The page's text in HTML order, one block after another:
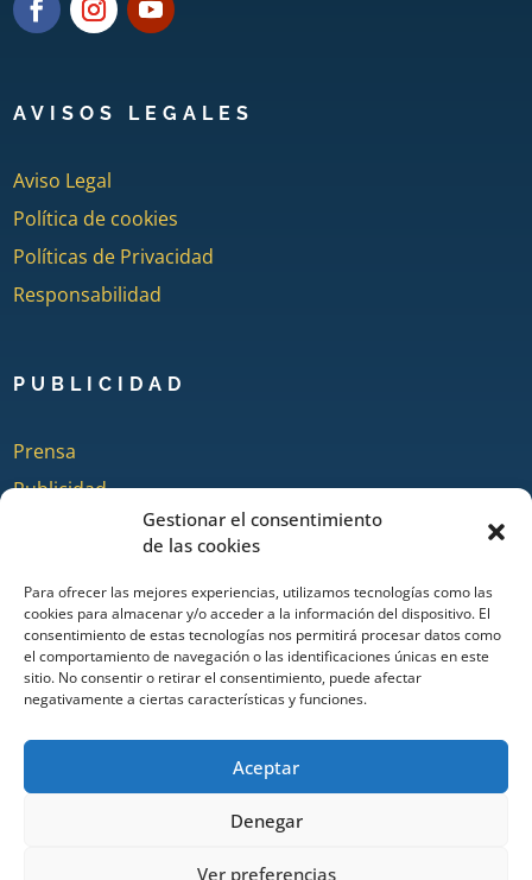
Gestionar el consentimiento
de las cookies
Para ofrecer las mejores experiencias, utilizamos tecnologías como las
cookies para almacenar y/o acceder a la información del dispositivo. El
consentimiento de estas tecnologías nos permitirá procesar datos como
el comportamiento de navegación o las identificaciones únicas en este
sitio. No consentir o retirar el consentimiento, puede afectar
negativamente a ciertas características y funciones.
Aceptar
Denegar
Ver preferencias
AVISOS LEGALES
Aviso Legal
Política de cookies
Políticas de Privacidad
Responsabilidad
PUBLICIDAD
Prensa
Publicidad
Quienes somos
COLABORA
Añadir Evento